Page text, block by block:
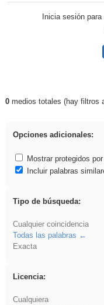
Inicia sesión
Resultados de:
0medios totales (hay filtros
Opciones adicionales:
Mostrar protegidos
Incluir palabras
Tipo de búsqueda:
Cualquier coincidencia
Todas las palabras
Exacta
Licencia:
Cualquiera